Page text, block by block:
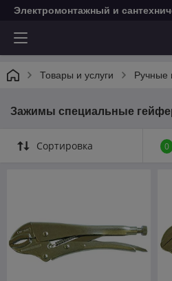
Электромонтажный и
Товары и услуги Ручные
Зажимы специальные
Сортировка 0